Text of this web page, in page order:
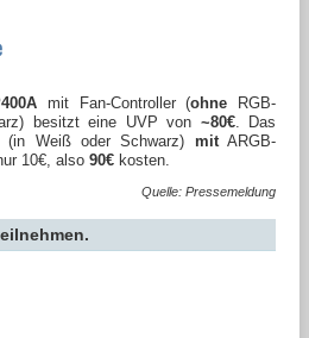
mit Fan-Controller (ohne RGB-
besitzt eine UVP von ~80€. Das
(in Weiß oder Schwarz) mitARGB-
10€, also 90€ kosten.
Quelle: Pressemeldung